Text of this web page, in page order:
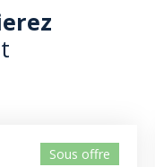
Sous offre